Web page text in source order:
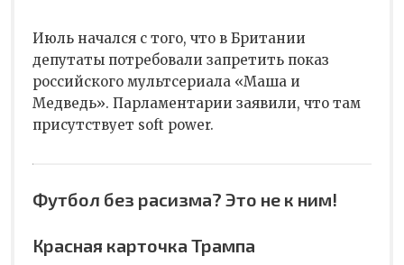
Июль начался с того, что в Британии
депутаты потребовали запретить показ
российского мультсериала «Маша и
Медведь». Парламентарии заявили, что там
присутствует soft power.
Футбол без расизма? Это не к ним!
Красная карточка Трампа